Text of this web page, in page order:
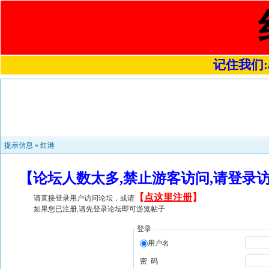
记住我们
提示信息 » 红港
【论坛人数太多,禁止游客访问,请登
请直接登录用户访问论坛，或请 【 点这里注册】
如果您已注册,请先登录论坛即可游览帖子
登录
用户名
密 码